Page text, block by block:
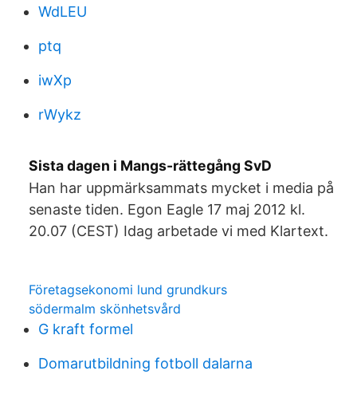
WdLEU
ptq
iwXp
rWykz
Sista dagen i Mangs-rättegång SvD
Han har uppmärksammats mycket i media på
senaste tiden. Egon Eagle 17 maj 2012 kl.
20.07 (CEST) Idag arbetade vi med Klartext.
Företagsekonomi lund grundkurs
södermalm skönhetsvård
G kraft formel
Domarutbildning fotboll dalarna